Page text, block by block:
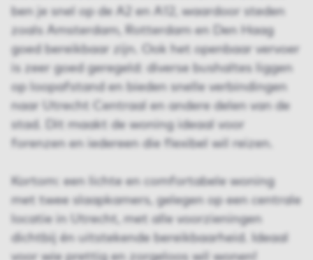
ben je snel op de A2 en A12, waardoor steden
zoals Amsterdam, Rotterdam en Den Haag
goed bereikbaar zijn. Ook het openbaar vervoer
is zeer goed geregeld: diverse bushaltes liggen
op loopafstand en bieden snelle verbindingen
naar Utrecht Centraal en andere delen van de
stad. Dit maakt de woning ideaal voor
forenzen en iedereen die flexibel wil reizen.
Kortom: een lichte en comfortabele woning
met twee slaapkamers, gelegen op een centrale
locatie in Utrecht, met alle voorzieningen
dichtbij én uitstekende bereikbaarheid. Ideaal
voor wie prettig en zorgeloos wil wonen!